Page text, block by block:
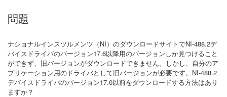
問題
ナショナルインスツルメンツ（NI）のダウンロードサイトでNI-488.2デ
バイスドライバのバージョン17.6以降用のバージョンしか見つけること
ができず、旧バージョンがダウンロードできません。しかし、自分のア
プリケーション用のドライバとして旧バージョンが必要です。NI-488.2
デバイスドライバのバージョン17.0以前をダウンロードする方法はあり
ますか？